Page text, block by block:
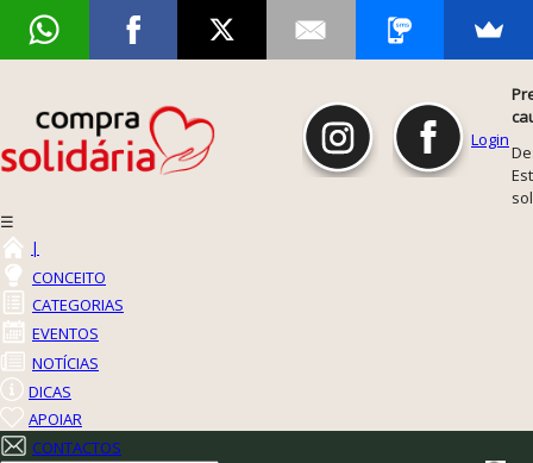
Login
☰
|
CONCEITO
CATEGORIAS
EVENTOS
NOTÍCIAS
DICAS
APOIAR
CONTACTOS